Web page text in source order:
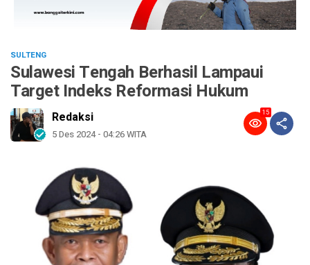
SULTENG
Sulawesi Tengah Berhasil Lampaui
Target Indeks Reformasi Hukum
Redaksi
5 Des 2024 - 04:26 WITA
15